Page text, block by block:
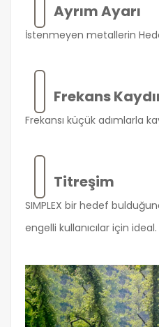
Ayrım Ayarı
İstenmeyen metallerin
Frekans
Frekansı küçük adımlarla
Titreşim
SIMPLEX bir hedef
engelli kullanıcılar için ideal.